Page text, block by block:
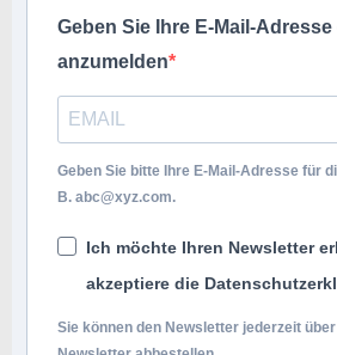
Geben Sie Ihre E-Mail-
anzumelden
Geben Sie bitte Ihre E-Mail-Adresse für
B. abc@xyz.com.
Ich möchte Ihren Newsletter
akzeptiere die
Sie können den Newsletter jederzeit